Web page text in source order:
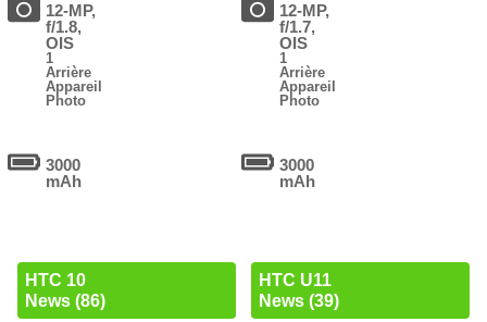
12-MP,
f/1.8,
OIS
1
Arrière
Appareil
Photo
3000
mAh
HTC 10
News (86)
12-MP,
f/1.7,
OIS
1
Arrière
Appareil
Photo
3000
mAh
HTC U11
News (39)